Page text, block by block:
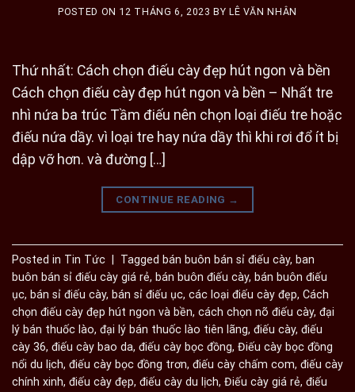
POSTED ON 12 THÁNG 6, 2023 BY LÊ VĂN NHÂN
Thứ nhất: Cách chọn điếu cày đẹp hút ngon và bền
Cách chọn điếu cày đẹp hút ngon và bền – Nhất tre
nhì nứa ba trúc Tầm điếu nên chọn loại điếu tre hoặc
điếu nứa dầy. vì loại tre hay nứa dầy thì khi rơi đổ ít bị
dập vỡ hơn. và đường […]
CONTINUE READING →
Posted in Tin Tức Tagged bán buôn bán sỉ điếu cày, ban
buôn bán sỉ điếu cày giá rẻ, bán buôn điếu cày, bán buôn điếu
ục, bán sỉ điếu cày, bán sỉ điếu ục, các loại điếu cày đẹp, Cách
chọn điếu cày đẹp hút ngon và bền, cách chọn nõ điếu cày, đại
lý bán thuốc lào, đại lý bán thuốc lào tiên lãng, điếu cày, điếu
cày 36, điếu cày bao da, điếu cày bọc đồng, Điếu cày bọc đồng
nổi du lịch, điếu cày bọc đồng trơn, điếu cày chấm com, điếu cày
chính xinh, điếu cày đẹp, điếu cày du lịch, Điếu cày giá rẻ, điếu